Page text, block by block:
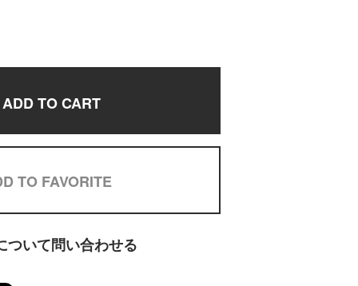
ADD TO CART
TO FAVORITE
ついて問い合わせる